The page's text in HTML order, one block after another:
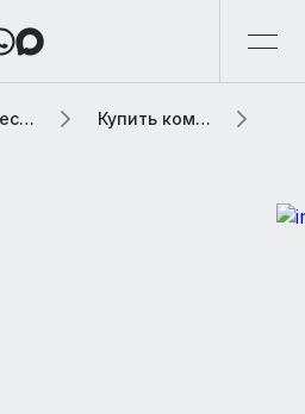
Коммерческая элитная недвижимость
Купить коммерческую недвижимость